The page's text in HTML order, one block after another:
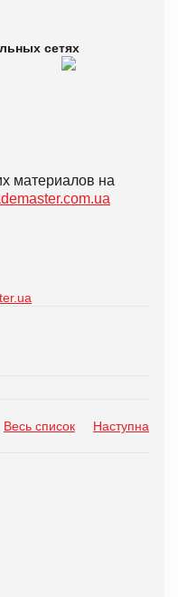
сетях
материалов на
Весь список Наступна